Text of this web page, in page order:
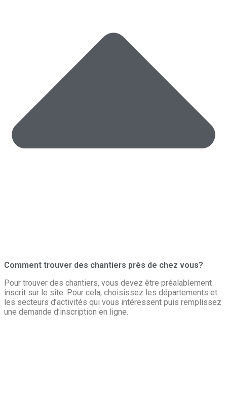
Comment trouver des chantiers près de chez vous?
Pour trouver des chantiers, vous devez être préalablement
inscrit sur le site. Pour cela, choisissez les départements et
les secteurs d’activités qui vous intéressent puis remplissez
une demande d’inscription en ligne.